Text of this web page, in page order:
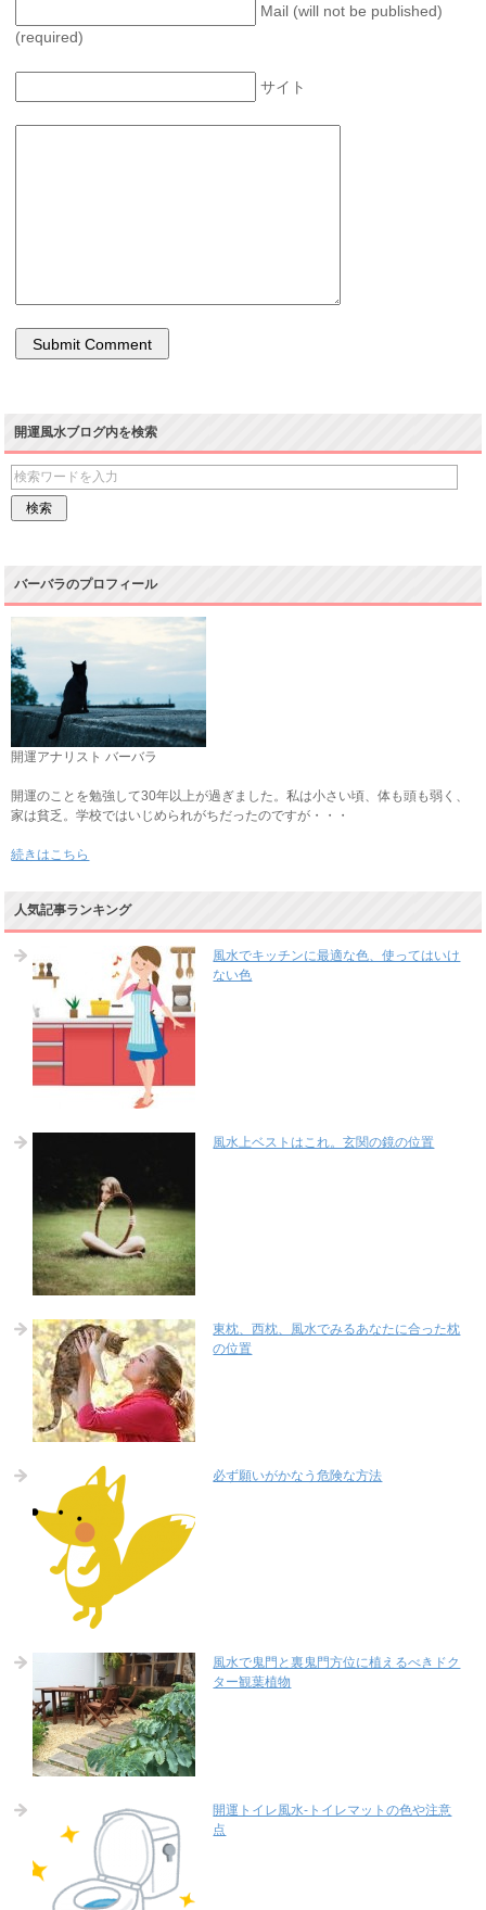
Mail (will not be published)
(required)
サイト
開運風水ブログ内を検索
バーバラのプロフィール
開運アナリスト バーバラ
開運のことを勉強して30年以上が過ぎました。私は小さい頃、体も頭も弱く、
家は貧乏。学校ではいじめられがちだったのですが・・・
続きはこちら
人気記事ランキング
風水でキッチンに最適な色、使ってはいけ
ない色
風水上ベストはこれ。玄関の鏡の位置
東枕、西枕、風水でみるあなたに合った枕
の位置
必ず願いがかなう危険な方法
風水で鬼門と裏鬼門方位に植えるべきドク
ター観葉植物
開運トイレ風水-トイレマットの色や注意
点